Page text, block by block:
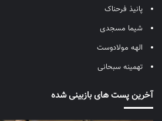
پانیذ فرحناک
شیما مسجدی
الهه مولادوست
تهمینه سبحانی
آخرین پست های بازبینی شده